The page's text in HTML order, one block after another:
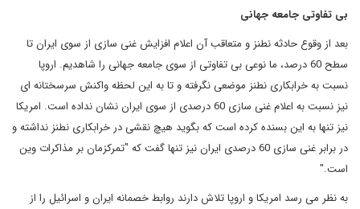
بی تفاوتی جامعه جهانی
بعد از وقوع حادثه نطنز و متعاقب آن اعلام افزایش غنی سازی از سوی ایران تا
سطح 60 درصد، ما نوعی بی تفاوتی از سوی جامعه جهانی را شاهدیم. اروپا
نسبت به خرابکاری نطنز موضعی نگرفته و تا به این لحظه واکنش سرسختانه ای
نیز نسبت به اعلام غنی سازی 60 درصدی از سوی ایران نشان نداده است. امریکا
نیز تنها به این بسنده کرده است که بگوید هیچ نقشی در خرابکاری نطنز نداشته و
در برابر غنی سازی 60 درصدی ایران نیز تنها گفت که "تمرکزمان بر مذاکرات وین
است."
به نظر می رسد امریکا و اروپا تلاش دارند روابط خصمانه ایران و اسرائیل را از